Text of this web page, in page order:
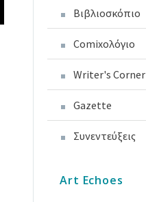
Βιβλιοσκόπιο
Comixoλόγιο
Writer's Corner
Gazette
Συνεντεύξεις
Art Echoes